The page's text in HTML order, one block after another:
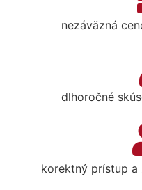
nezáväzná
dlhoročné
korektný prístup